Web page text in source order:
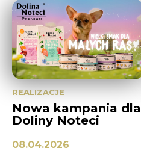
REALIZACJE
Nowa kampania dla
Doliny Noteci
08.04.2026